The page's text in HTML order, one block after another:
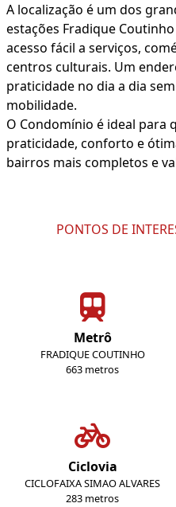
A localização é um dos
estações Fradique
acesso fácil a serviços,
centros culturais. Um
praticidade no dia a dia
mobilidade.
O Condomínio é ideal para
praticidade, conforto e
bairros mais completos e
PONTOS DE
Metrô
FRADIQUE COUTINHO
663 metros
Ciclovia
CICLOFAIXA SIMAO ALVARES
283 metros